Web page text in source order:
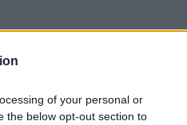
of your personal or
the below opt-out section to